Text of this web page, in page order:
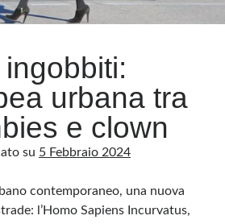
urbana tra
e clown
su 5 Febbraio 2024
contemporaneo, una nuova
l’Homo Sapiens Incurvatus,